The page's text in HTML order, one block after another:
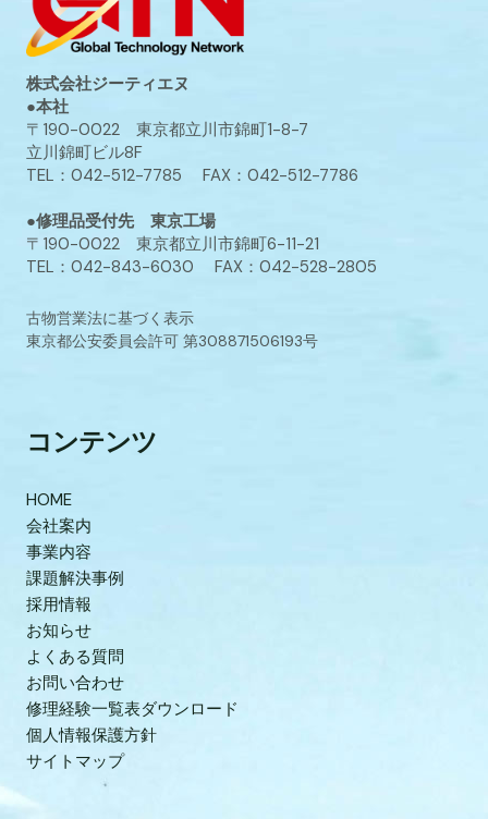
株式会社ジーティエヌ
●本社
〒190-0022 東京都立川市錦町1-8-7
立川錦町ビル8F
TEL：042-512-7785 FAX：042-512-7786
●修理品受付先 東京工場
〒190-0022 東京都立川市錦町6-11-21
TEL：042-843-6030 FAX：042-528-2805
古物営業法に基づく表示
東京都公安委員会許可 第308871506193号
コンテンツ
HOME
会社案内
事業内容
課題解決事例
採用情報
お知らせ
よくある質問
お問い合わせ
修理経験一覧表ダウンロード
個人情報保護方針
サイトマップ